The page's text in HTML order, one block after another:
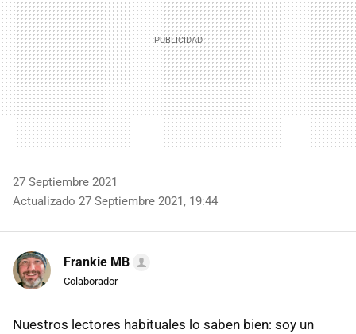
27 Septiembre 2021
Actualizado 27 Septiembre 2021, 19:44
Frankie MB
Colaborador
Nuestros lectores habituales lo saben bien: soy un